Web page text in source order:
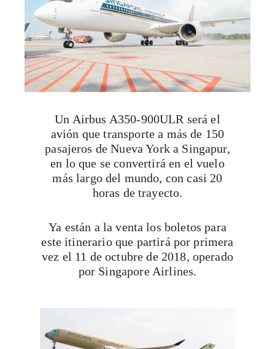
Un Airbus A350-900ULR será el
avión que transporte a más de 150
pasajeros de Nueva York a Singapur,
en lo que se convertirá en el vuelo
más largo del mundo, con casi 20
horas de trayecto.
Ya están a la venta los boletos para
este itinerario que partirá por primera
vez el 11 de octubre de 2018, operado
por Singapore Airlines.